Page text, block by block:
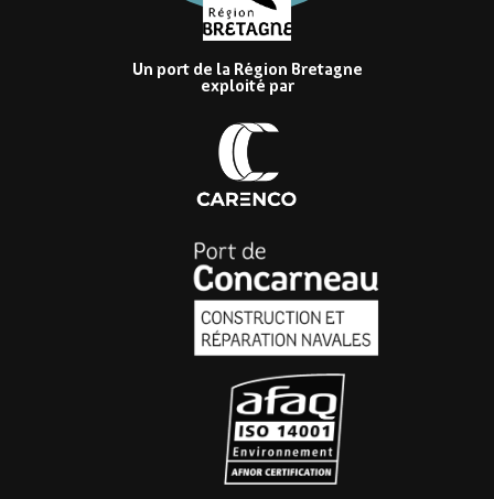
Un port de la Région Bretagne
exploité par